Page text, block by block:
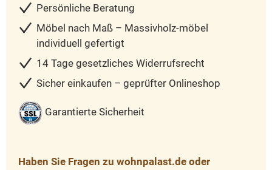
Persönliche Beratung
Möbel nach Maß – Massivholz-möbel
individuell gefertigt
14 Tage gesetzliches Widerrufsrecht
Sicher einkaufen – geprüfter Onlineshop
Garantierte Sicherheit
Haben Sie Fragen zu wohnpalast.de oder